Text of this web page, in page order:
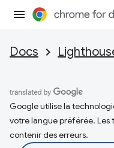
Docs
Google utilise la
votre langue préférée. Les
contenir des erreurs.